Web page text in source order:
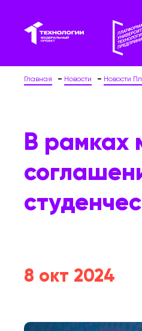
Главная Новости Новости
В рамках
8 окт 2024